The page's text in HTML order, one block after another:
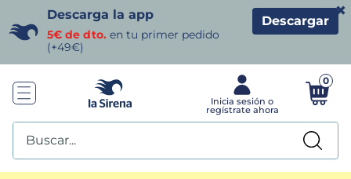
Descarga la app
5€ de dto. en tu primer pedido
(+49€)
Descargar
×
0
Buscar...